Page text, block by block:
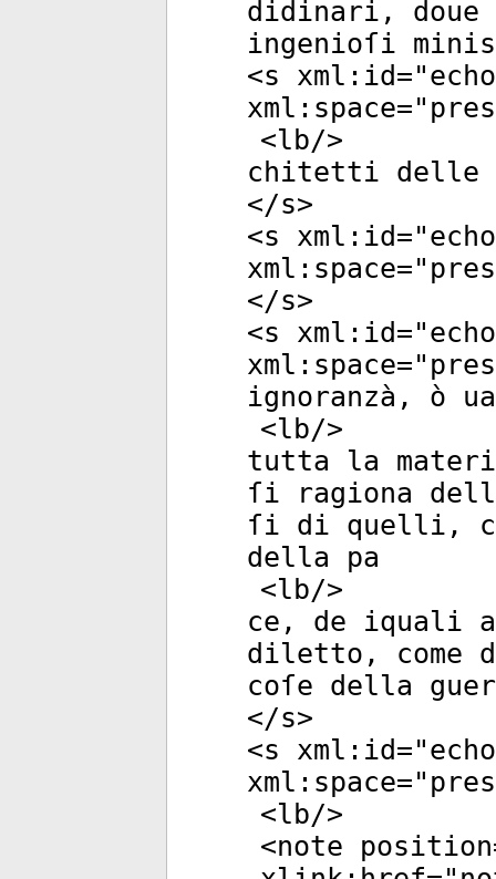
didinari, doue
ingenioſi
<s xml:id="
xml:space="
<lb/>
chitetti delle
</s>
<s xml:id="
xml:space="
</s>
<s xml:id="
xml:space="
ignoranzà, ò
<lb/>
tutta la
ſi ragiona
ſi di quelli,
della pa
<lb/>
ce, de iquali
diletto, come
coſe della
</s>
<s xml:id="
xml:space="
<lb/>
<note position